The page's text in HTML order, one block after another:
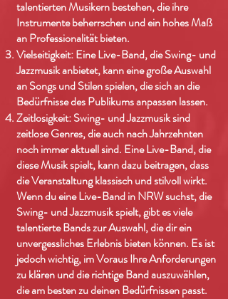
talentierten Musikern bestehen, die ihre
Instrumente beherrschen und ein hohes Maß
an Professionalität bieten.
Vielseitigkeit: Eine Live-Band, die Swing- und
Jazzmusik anbietet, kann eine große Auswahl
an Songs und Stilen spielen, die sich an die
Bedürfnisse des Publikums anpassen lassen.
Zeitlosigkeit: Swing- und Jazzmusik sind
zeitlose Genres, die auch nach Jahrzehnten
noch immer aktuell sind. Eine Live-Band, die
diese Musik spielt, kann dazu beitragen, dass
die Veranstaltung klassisch und stilvoll wirkt.
Wenn du eine Live-Band in NRW suchst, die
Swing- und Jazzmusik spielt, gibt es viele
talentierte Bands zur Auswahl, die dir ein
unvergessliches Erlebnis bieten können. Es ist
jedoch wichtig, im Voraus Ihre Anforderungen
zu klären und die richtige Band auszuwählen,
die am besten zu deinen Bedürfnissen passt.